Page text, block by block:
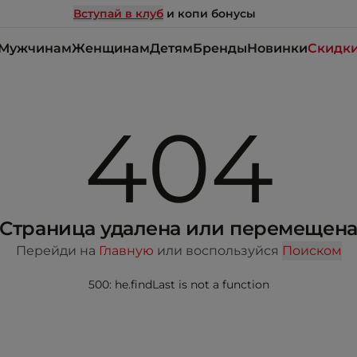
Вступай в клуб и копи бонусы
ЖенщинамДетямБрендыНовинки
404
Страница удалена или перемещена
Перейди на Главную или воспользуйся Поиском
500: he.findLast is not a function